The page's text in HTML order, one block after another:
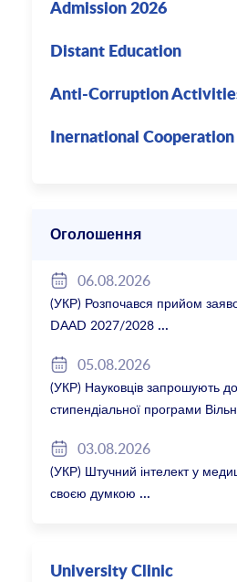
Admission 2026
Distant Education
Anti-Corruption
Inernational Cooperation
Оголошення
06.08.2026
(УКР) Розпочався прийом
DAAD 2027/2028
05.08.2026
(УКР) Науковців запрошують
стипендіальної програми
03.08.2026
(УКР) Штучний інтелект у
своєю думкою
University Clinic